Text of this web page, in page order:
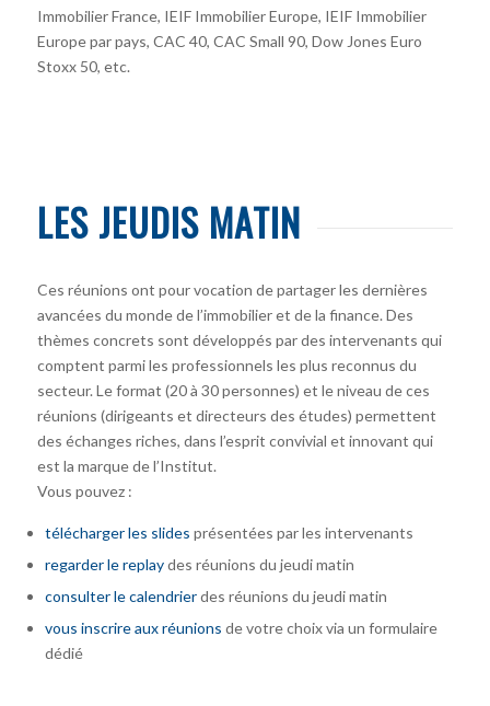
Immobilier France, IEIF Immobilier Europe, IEIF Immobilier
Europe par pays, CAC 40, CAC Small 90, Dow Jones Euro
Stoxx 50, etc.
LES JEUDIS MATIN
Ces réunions ont pour vocation de partager les dernières
avancées du monde de l’immobilier et de la finance. Des
thèmes concrets sont développés par des intervenants qui
comptent parmi les professionnels les plus reconnus du
secteur. Le format (20 à 30 personnes) et le niveau de ces
réunions (dirigeants et directeurs des études) permettent
des échanges riches, dans l’esprit convivial et innovant qui
est la marque de l’Institut.
Vous pouvez :
télécharger les slides présentées par les intervenants
regarder le replaydes réunions du jeudi matin
consulter le calendrierdes réunions du jeudi matin
vous inscrire aux réunions de votre choix via un formulaire
dédié